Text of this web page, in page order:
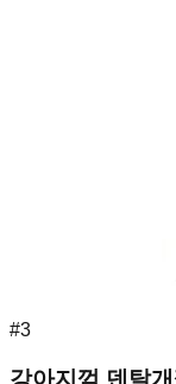
#3
강아지껌 덴탈